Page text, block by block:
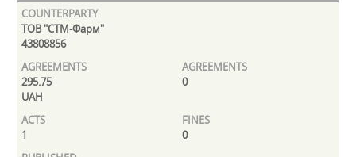
ТОВ "СТМ-Фарм"
43808856
295.75
UAH
0
1 0